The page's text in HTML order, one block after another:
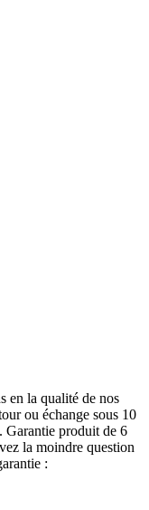
en la qualité de nos
ou échange sous 10
Garantie produit de 6
la moindre question
: